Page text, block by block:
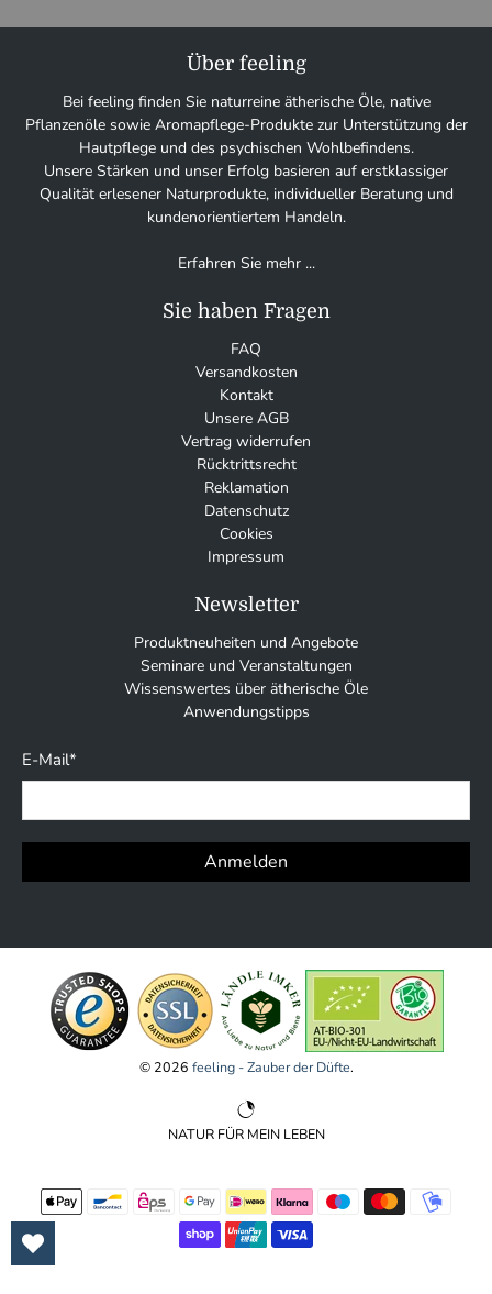
Über feeling
Bei feeling finden Sie naturreine ätherische Öle, native
Pflanzenöle sowie Aromapflege-Produkte zur Unterstützung der
Hautpflege und des psychischen Wohlbefindens.
Unsere Stärken und unser Erfolg basieren auf erstklassiger
Qualität erlesener Naturprodukte, individueller Beratung und
kundenorientiertem Handeln.
Erfahren Sie mehr ...
Sie haben Fragen
FAQ
Versandkosten
Kontakt
Unsere AGB
Vertrag widerrufen
Rücktrittsrecht
Reklamation
Datenschutz
Cookies
Impressum
Newsletter
Produktneuheiten und Angebote
Seminare und Veranstaltungen
Wissenswertes über ätherische Öle
Anwendungstipps
E-Mail*
Anmelden
© 2026 feeling - Zauber der Düfte.
NATUR FÜR MEIN LEBEN